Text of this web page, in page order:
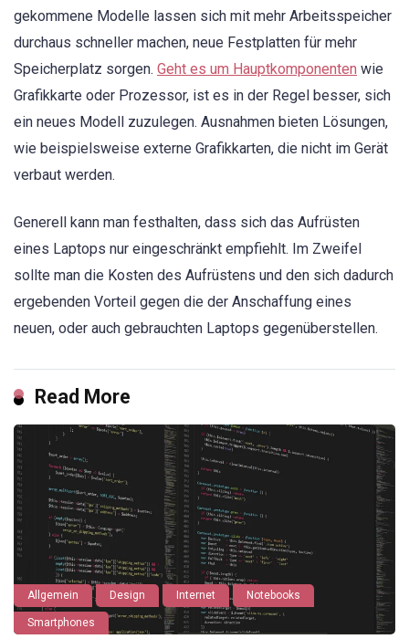
gekommene Modelle lassen sich mit mehr Arbeitsspeicher
durchaus schneller machen, neue Festplatten für mehr
Speicherplatz sorgen. Geht es um Hauptkomponenten wie
Grafikkarte oder Prozessor, ist es in der Regel besser, sich
ein neues Modell zuzulegen. Ausnahmen bieten Lösungen,
wie beispielsweise externe Grafikkarten, die nicht im Gerät
verbaut werden.
Generell kann man festhalten, dass sich das Aufrüsten
eines Laptops nur eingeschränkt empfiehlt. Im Zweifel
sollte man die Kosten des Aufrüstens und den sich dadurch
ergebenden Vorteil gegen die der Anschaffung eines
neuen, oder auch gebrauchten Laptops gegenüberstellen.
Read More
Allgemein Design Internet Notebooks
Smartphones